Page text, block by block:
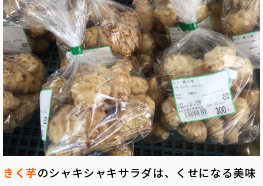
きく芋のシャキシャキサラダは、くせになる美味